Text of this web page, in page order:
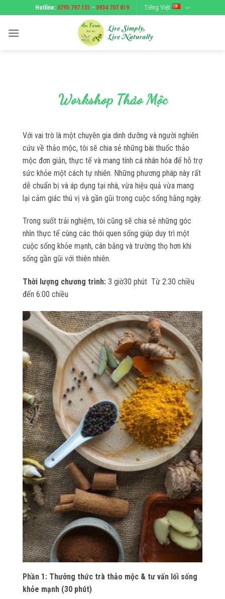
qua
Hotline: 0795 797 151 - 0934 707 819 Tiếng Việt
Workshop Thảo Mộc
Với vai trò là một chuyên gia dinh dưỡng và người nghiên
cứu về thảo mộc, tôi sẽ chia sẻ những bài thuốc thảo
mộc đơn giản, thực tế và mang tính cá nhân hóa để hỗ trợ
sức khỏe một cách tự nhiên. Những phương pháp này rất
dễ chuẩn bị và áp dụng tại nhà, vừa hiệu quả vừa mang
lại cảm giác thú vị và gần gũi trong cuộc sống hằng ngày.
Trong suốt trải nghiệm, tôi cũng sẽ chia sẻ những góc
nhìn thực tế cùng các thói quen sống giúp duy trì một
cuộc sống khỏe mạnh, cân bằng và trường thọ hơn khi
sống gần gũi với thiên nhiên.
Thời lượng chương trình: 3 giờ30 phút Từ 2:30 chiều
đến 6:00 chiều
Phần 1: Thưởng thức trà thảo mộc & tư vấn lối sống
khỏe mạnh (30 phút)